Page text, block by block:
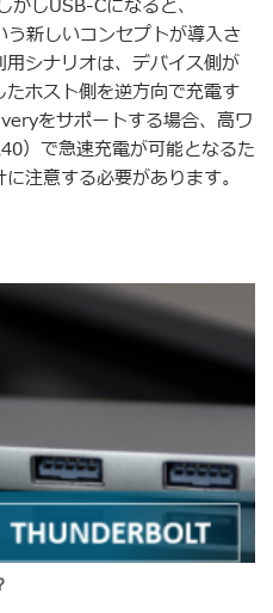
しUSB-Cになると、
新しいコンセプトが導入さ
シナリオは、デバイス側が
ホスト側を逆方向で充電す
をサポートする場合、高ワ
）で急速充電が可能となるた
注意する必要があります。